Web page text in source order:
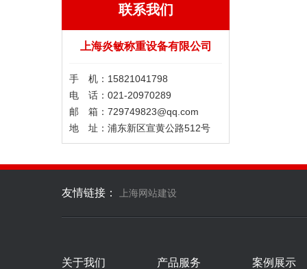
联系我们
上海炎敏称重设备有限公司
手 机：15821041798
电 话：021-20970289
邮 箱：729749823@qq.com
地 址：浦东新区宣黄公路512号
友情链接： 上海网站建设
关于我们 产品服务 案例展示